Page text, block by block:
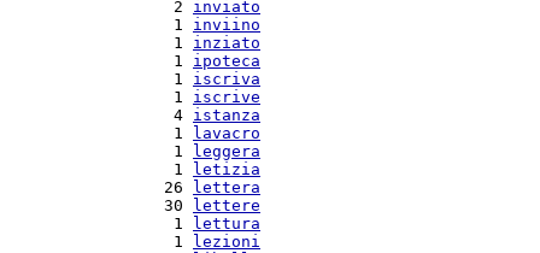
   2
inviato
   1
inviino
   1
inziato
   1
ipoteca
   1
iscriva
   1
iscrive
   4
istanza
   1
lavacro
   1
leggera
   1
letizia
  26
lettera
  30
lettere
   1
lettura
   1
lezioni